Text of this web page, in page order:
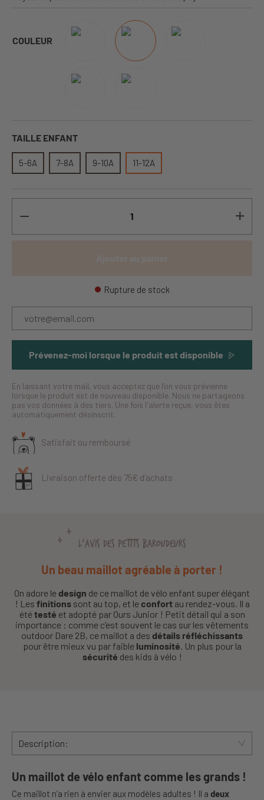
COULEUR
TAILLE ENFANT
5-6A 7-8A 9-10A 11-12A
Rupture de stock
Prévenez-moi lorsque le produit est disponible
En laissant votre mail, vous acceptez que l’on vous prévienne
lorsque le produit est de nouveau disponible. Nous ne partageons
pas vos données à des tiers. Une fois l'alerte reçue, vous êtes
automatiquement désinscrit.
Satisfait ou remboursé
Livraison offerte dès 75€ d’achats
L'AVIS DES PETITS BAROUDEURS
Un beau maillot agréable à porter !
On adore ledesign de ce maillot de vélo enfant super élégant
! Les finitionssont au top, et leconfortau rendez-vous. Il a
ététesté et adopté par Ours Junior ! Petit détail qui a son
importance : comme c’est souvent le cas sur les vêtements
outdoor Dare 2B, ce maillot a des détails réfléchissants
pour être mieux vu par faible luminosité. Un plus pour la
sécurité des kids à vélo !
Description:
Un maillot de vélo enfant comme les grands !
Ce maillot n’a rien à envier aux modèles adultes ! Il a deux